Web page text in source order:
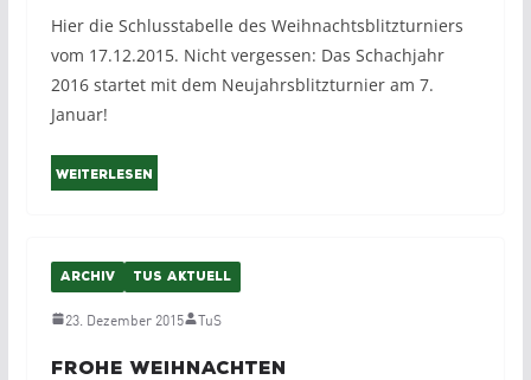
Hier die Schlusstabelle des Weihnachtsblitzturniers
vom 17.12.2015. Nicht vergessen: Das Schachjahr
2016 startet mit dem Neujahrsblitzturnier am 7.
Januar!
Weiterlesen
ARCHIV TUS AKTUELL
23. Dezember 2015 TuS
Frohe Weihnachten